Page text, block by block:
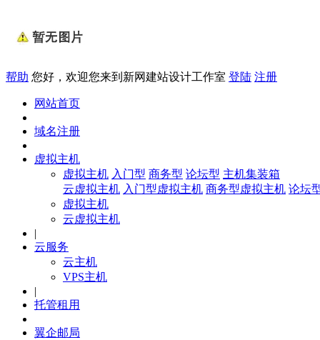
帮助 您好，欢迎您来到新网建站设计工作室 登陆 注册
网站首页
域名注册
虚拟主机
虚拟主机 入门型 商务型 论坛型 主机集装箱
云虚拟主机 入门型虚拟主机 商务型虚拟主机 论坛
虚拟主机
云虚拟主机
|
云服务
云主机
VPS主机
|
托管租用
翼企邮局